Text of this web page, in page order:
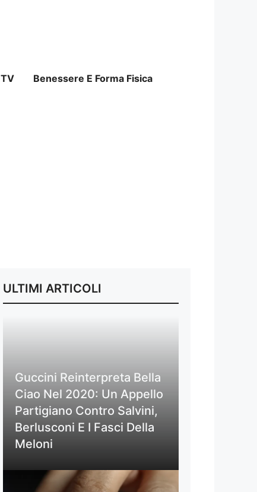
TV Benessere E Forma Fisica
ULTIMI ARTICOLI
Guccini Reinterpreta Bella
Ciao Nel 2020: Un Appello
Partigiano Contro Salvini,
Berlusconi E I Fasci Della
Meloni